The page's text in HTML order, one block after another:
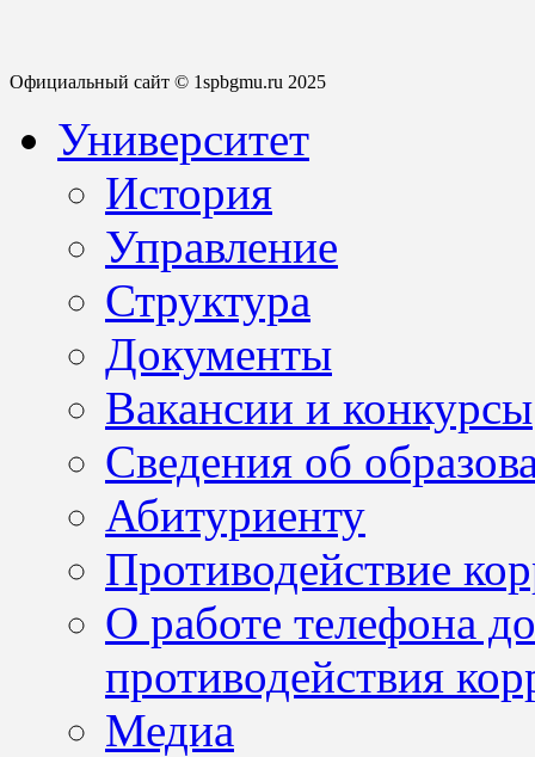
Официальный сайт © 1spbgmu.ru 2025
Университет
История
Управление
Структура
Документы
Вакансии и конкурсы
Сведения об
Абитуриенту
Противодействие
О работе телефона
противодействия
Медиа